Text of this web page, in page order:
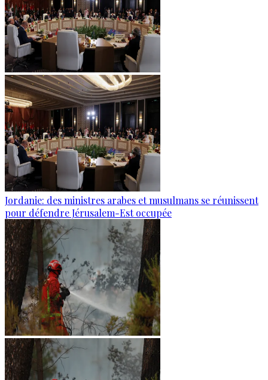
Jordanie: des ministres arabes et musulmans se réunissent
pour défendre Jérusalem-Est occupée